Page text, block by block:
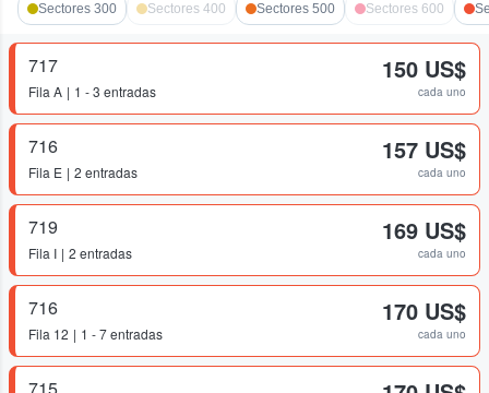
Sectores 300 Sectores 400 Sectores 500 Sectores 600
717
Fila A 1 - 3 entradas
150 US$
cada uno
716
Fila E 2 entradas
157 US$
cada uno
719
Fila I 2 entradas
169 US$
cada uno
716
Fila 12 1 - 7 entradas
170 US$
cada uno